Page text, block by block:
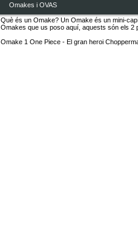
Omakes i OVAS
Què és un Omake? Un Omake és un mini-
Omakes que us poso aquí, aquests són els 2
Omake 1 One Piece - El gran heroi